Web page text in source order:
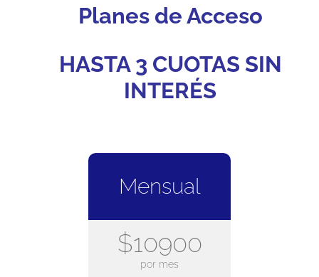
Planes de Acceso
HASTA 3 CUOTAS SIN
INTERÉS
Mensual
$10900
por mes